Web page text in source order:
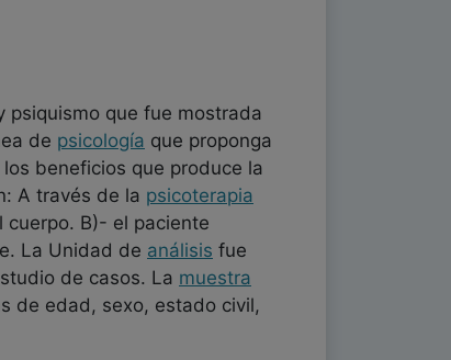
psiquismo que fue mostrada
de psicología que proponga
beneficios que produce la
A través de la psicoterapia
B)- el paciente
La Unidad de análisis fue
de casos. La muestra
de edad, sexo, estado civil,